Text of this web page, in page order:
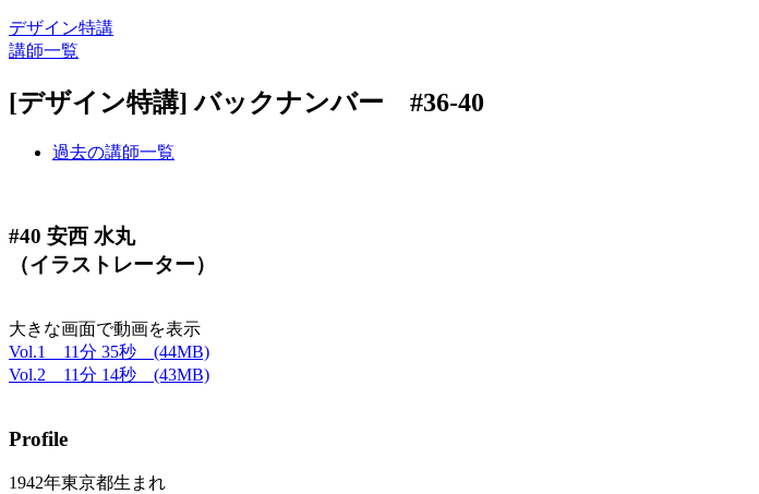
デザイン特講
講師一覧
[デザイン特講] バックナンバー #36-40
過去の講師一覧
#40 安西 水丸
（イラストレーター）
大きな画面で動画を表示
Vol.1 11分 35秒 (44MB)
Vol.2 11分 14秒 (43MB)
Profile
1942年東京都生まれ